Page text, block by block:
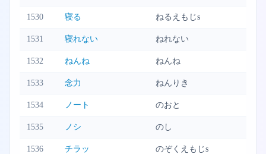
1530 寝る ねるえもじs
1531 寝れない ねれない
1532 ねんね ねんね
1533 念力 ねんりき
1534 ノート のおと
1535 ノシ のし
1536 チラッ のぞくえもじs